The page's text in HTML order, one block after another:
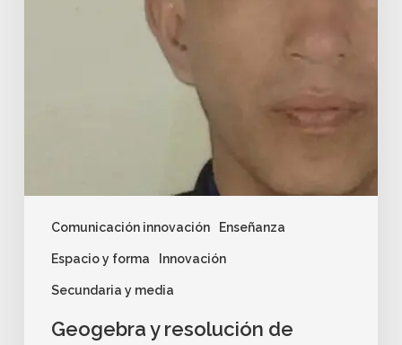
Comunicación innovación Enseñanza
Espacio y forma Innovación
Secundaria y media
Geogebra y resolución de